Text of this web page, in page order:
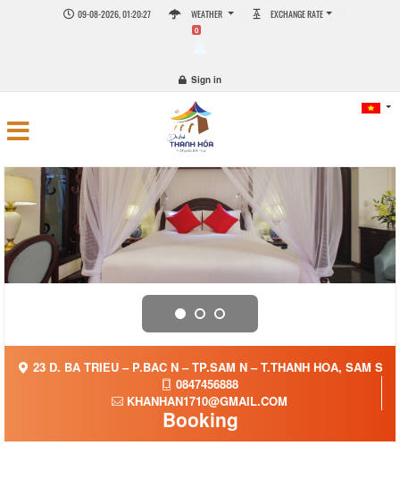
09-08-2026, 01:20:27 WEATHER EXCHANGE RATE
0
Sign in
23 D. BA TRIEU – P.BAC N – TP.SAM N – T.THANH HOA, SAM
0847456888
KHANHAN1710@GMAIL.COM
Booking